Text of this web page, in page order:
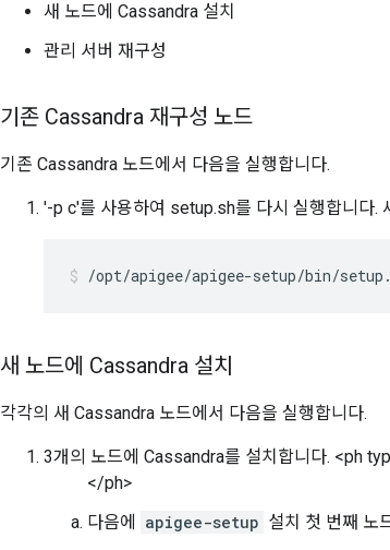
새 노드에 Cassandra 설치
관리 서버 재구성
기존 Cassandra 재구성 노드
기존 Cassandra 노드에서 다음을 실행합니다.
'-p c'를 사용하여 setup.sh를 다시 실행합니다.
/opt/apigee/apigee-setup/bin/
새 노드에 Cassandra 설치
각각의 새 Cassandra 노드에서 다음을 실행합니다.
3개의 노드에 Cassandra를 설치합니다. <ph
</ph>
다음에
apigee-setup 설치 첫 번째 노